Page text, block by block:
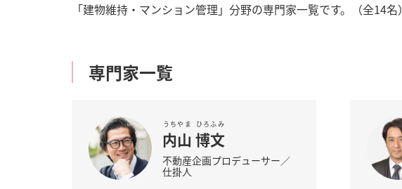
「建物維持・マンション管理」分野の専門家一覧です。（全14名）
専門家一覧
内山
うちやま
博文
ひろふみ
不動産企画プロデューサー／
仕掛人